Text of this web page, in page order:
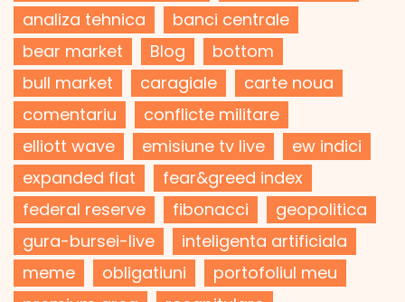
analiza tehnica
banci centrale
bear market
Blog
bottom
bull market
caragiale
carte noua
comentariu
conflicte militare
elliott wave
emisiune tv live
ew indici
expanded flat
fear&greed index
federal reserve
fibonacci
geopolitica
gura-bursei-live
inteligenta artificiala
meme
obligatiuni
portofoliul meu